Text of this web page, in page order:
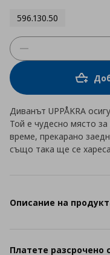
596.130.50
Диванът UPPÅKRA
Той е чудесно място
време, прекарано
също така ще се
Описание на
Платете разсрочено